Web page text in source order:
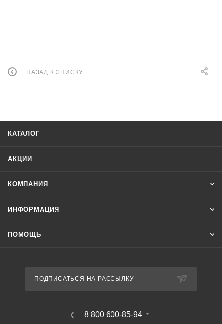
НАЗАД К СПИСКУ
КАТАЛОГ
АКЦИИ
КОМПАНИЯ
ИНФОРМАЦИЯ
ПОМОЩЬ
ПОДПИСАТЬСЯ НА РАССЫЛКУ
8 800 600-85-94